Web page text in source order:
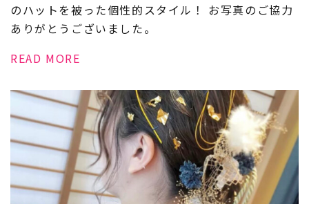
のハットを被った個性的スタイル！ お写真のご協力
ありがとうございました。
READ MORE